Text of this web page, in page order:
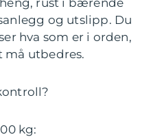
rust i bærende
og utslipp. Du
hva som er i orden,
må utbedres.
kg: